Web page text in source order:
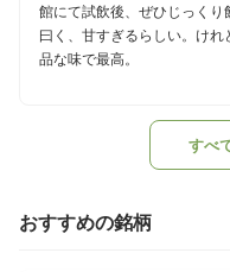
館にて試飲後、ぜひじっく
曰く、甘すぎるらしい。け
品な味で最高。
すべ
おすすめの銘柄